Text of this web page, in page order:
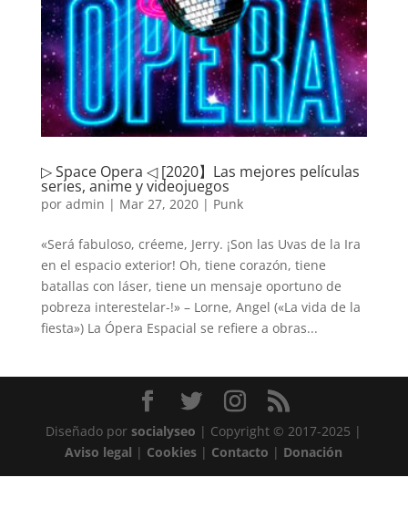
▷ Space Opera ◁ [2020】Las mejores películas
series, anime y videojuegos
por admin | Mar 27, 2020| Punk
«Será fabuloso, créeme, Jerry. ¡Son las Uvas de la Ira
en el espacio exterior! Oh, tiene corazón, tiene
batallas con láser, tiene un mensaje oportuno de
pobreza interestelar-!» – Lorne, Angel («La vida de la
fiesta») La Ópera Espacial se refiere a obras...
Diseñado porsocialyseo | Copyright © 2017-2025 |
Aviso legal | Cookies | Contacto | Donación